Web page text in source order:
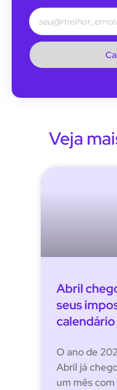
Veja
Abril
seus
O ano de
Abril já
um mês com